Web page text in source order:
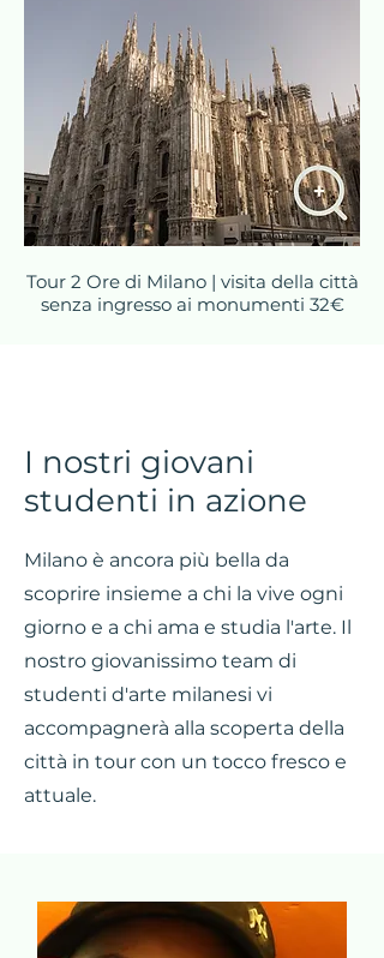
Tour 2 Ore di Milano | visita della città
senza ingresso ai monumenti 32€
I nostri giovani
studenti in azione
Milano è ancora più bella da
scoprire insieme a chi la vive ogni
giorno e a chi ama e studia l'arte. Il
nostro giovanissimo team di
studenti d'arte milanesi vi
accompagnerà alla scoperta della
città in tour con un tocco fresco e
attuale.